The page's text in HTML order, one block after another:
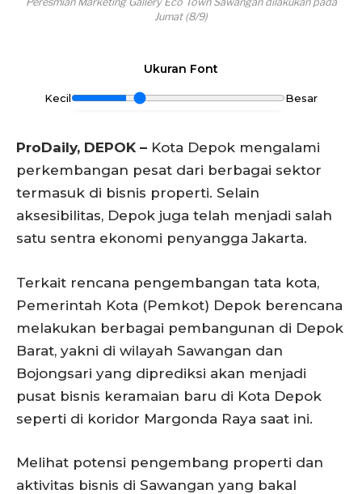
Jumat (8/9)
Ukuran Font
Kecil Besar
ProDaily, DEPOK – Kota Depok mengalami
perkembangan pesat dari berbagai sektor
termasuk di bisnis properti. Selain
aksesibilitas, Depok juga telah menjadi salah
satu sentra ekonomi penyangga Jakarta.
Terkait rencana pengembangan tata kota,
Pemerintah Kota (Pemkot) Depok berencana
melakukan berbagai pembangunan di Depok
Barat, yakni di wilayah Sawangan dan
Bojongsari yang diprediksi akan menjadi
pusat bisnis keramaian baru di Kota Depok
seperti di koridor Margonda Raya saat ini.
Melihat potensi pengembang properti dan
aktivitas bisnis di Sawangan yang bakal